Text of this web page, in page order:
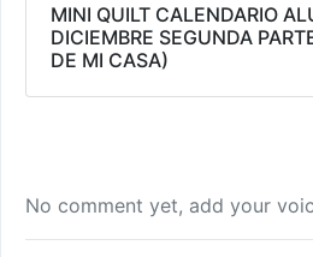
MINI QUILT CALENDARIO
DICIEMBRE SEGUNDA
DE MI CASA)
No comment yet, add your